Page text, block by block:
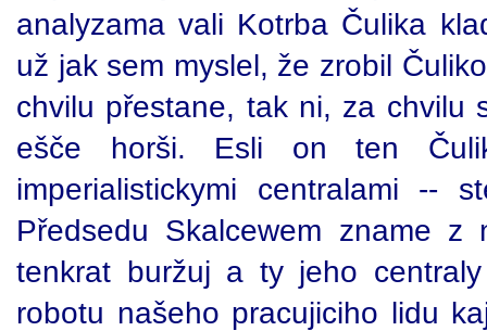
analyzama vali Kotrba Čulika
už jak sem myslel, že zrobil
chvilu přestane, tak ni, za chvilu
ešče horši. Esli on ten
imperialistickymi centralami --
Předsedu Skalcewem zname z
tenkrat buržuj a ty jeho
robotu našeho pracujiciho lidu